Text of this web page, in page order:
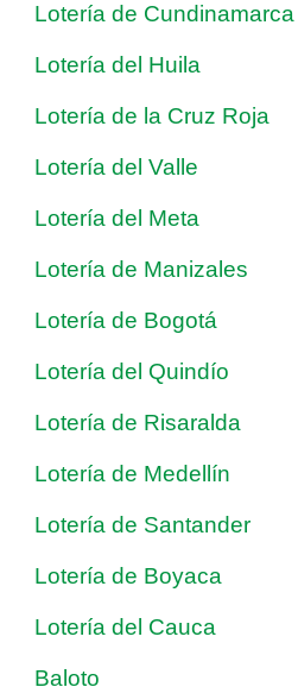
Lotería de Cundinamarca
Lotería del Huila
Lotería de la Cruz Roja
Lotería del Valle
Lotería del Meta
Lotería de Manizales
Lotería de Bogotá
Lotería del Quindío
Lotería de Risaralda
Lotería de Medellín
Lotería de Santander
Lotería de Boyaca
Lotería del Cauca
Baloto